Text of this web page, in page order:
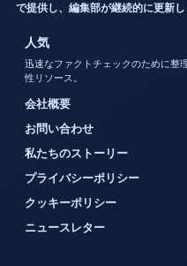
で提供し、編集部が継続的に更新し
人気
迅速なファクトチェックのために整
性リソース。
会社概要
お問い合わせ
私たちのストーリー
プライバシーポリシー
クッキーポリシー
ニュースレター